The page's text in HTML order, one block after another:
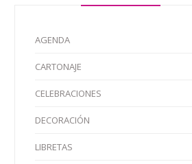
AGENDA
CARTONAJE
CELEBRACIONES
DECORACIÓN
LIBRETAS